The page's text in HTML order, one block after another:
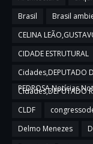
Brasil
Brasil
CELINA
CIDADE ESTRUTURAL
Cidades,DEPUTADO
Cidades,DEPUTADO
CLDF
Delmo Menezes